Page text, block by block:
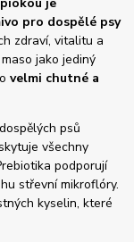
pro dospělé psy
zdraví, vitalitu a
jako jediný
velmi chutné a
psů
všechny
podporují
střevní mikroflóry.
kyselin, které